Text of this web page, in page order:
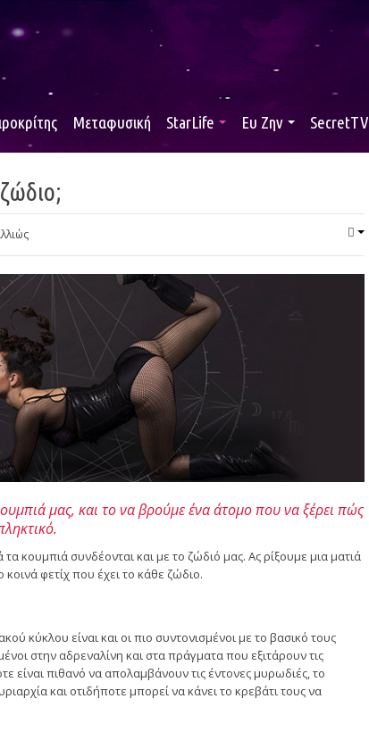
Μεταφυσική StarLife Ευ Ζην SecretTV
μας, και το να βρούμε ένα άτομο που να ξέρει πώς
κουμπιά συνδέονται και με το ζώδιό μας. Ας ρίξουμε μια ματιά
φετίχ που έχει το κάθε ζώδιο.
κύκλου είναι και οι πιο συντονισμένοι με το βασικό τους
στην αδρεναλίνη και στα πράγματα που εξιτάρουν τις
είναι πιθανό να απολαμβάνουν τις έντονες μυρωδιές, το
και οτιδήποτε μπορεί να κάνει το κρεβάτι τους να